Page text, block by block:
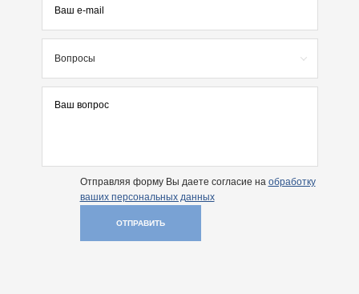
Вопросы
Отправляя форму Вы даете согласие на обработку
ваших персональных данных
ОТПРАВИТЬ